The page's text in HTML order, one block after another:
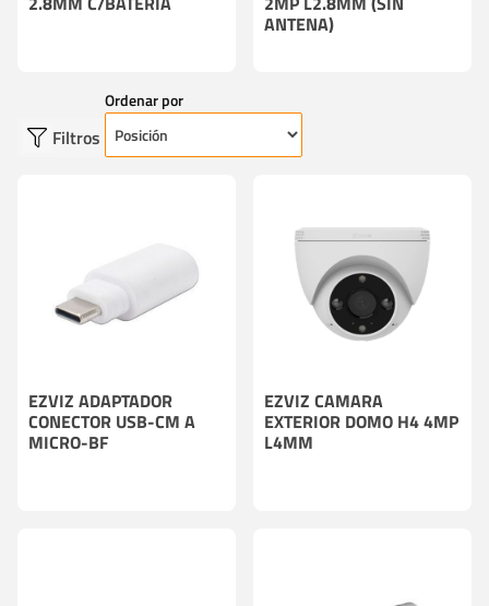
ANTENA)
Filtros
Ordenar por
EZVIZ ADAPTADOR
CONECTOR USB-CM A
MICRO-BF
EZVIZ CAMARA
EXTERIOR DOMO H4 4MP
L4MM